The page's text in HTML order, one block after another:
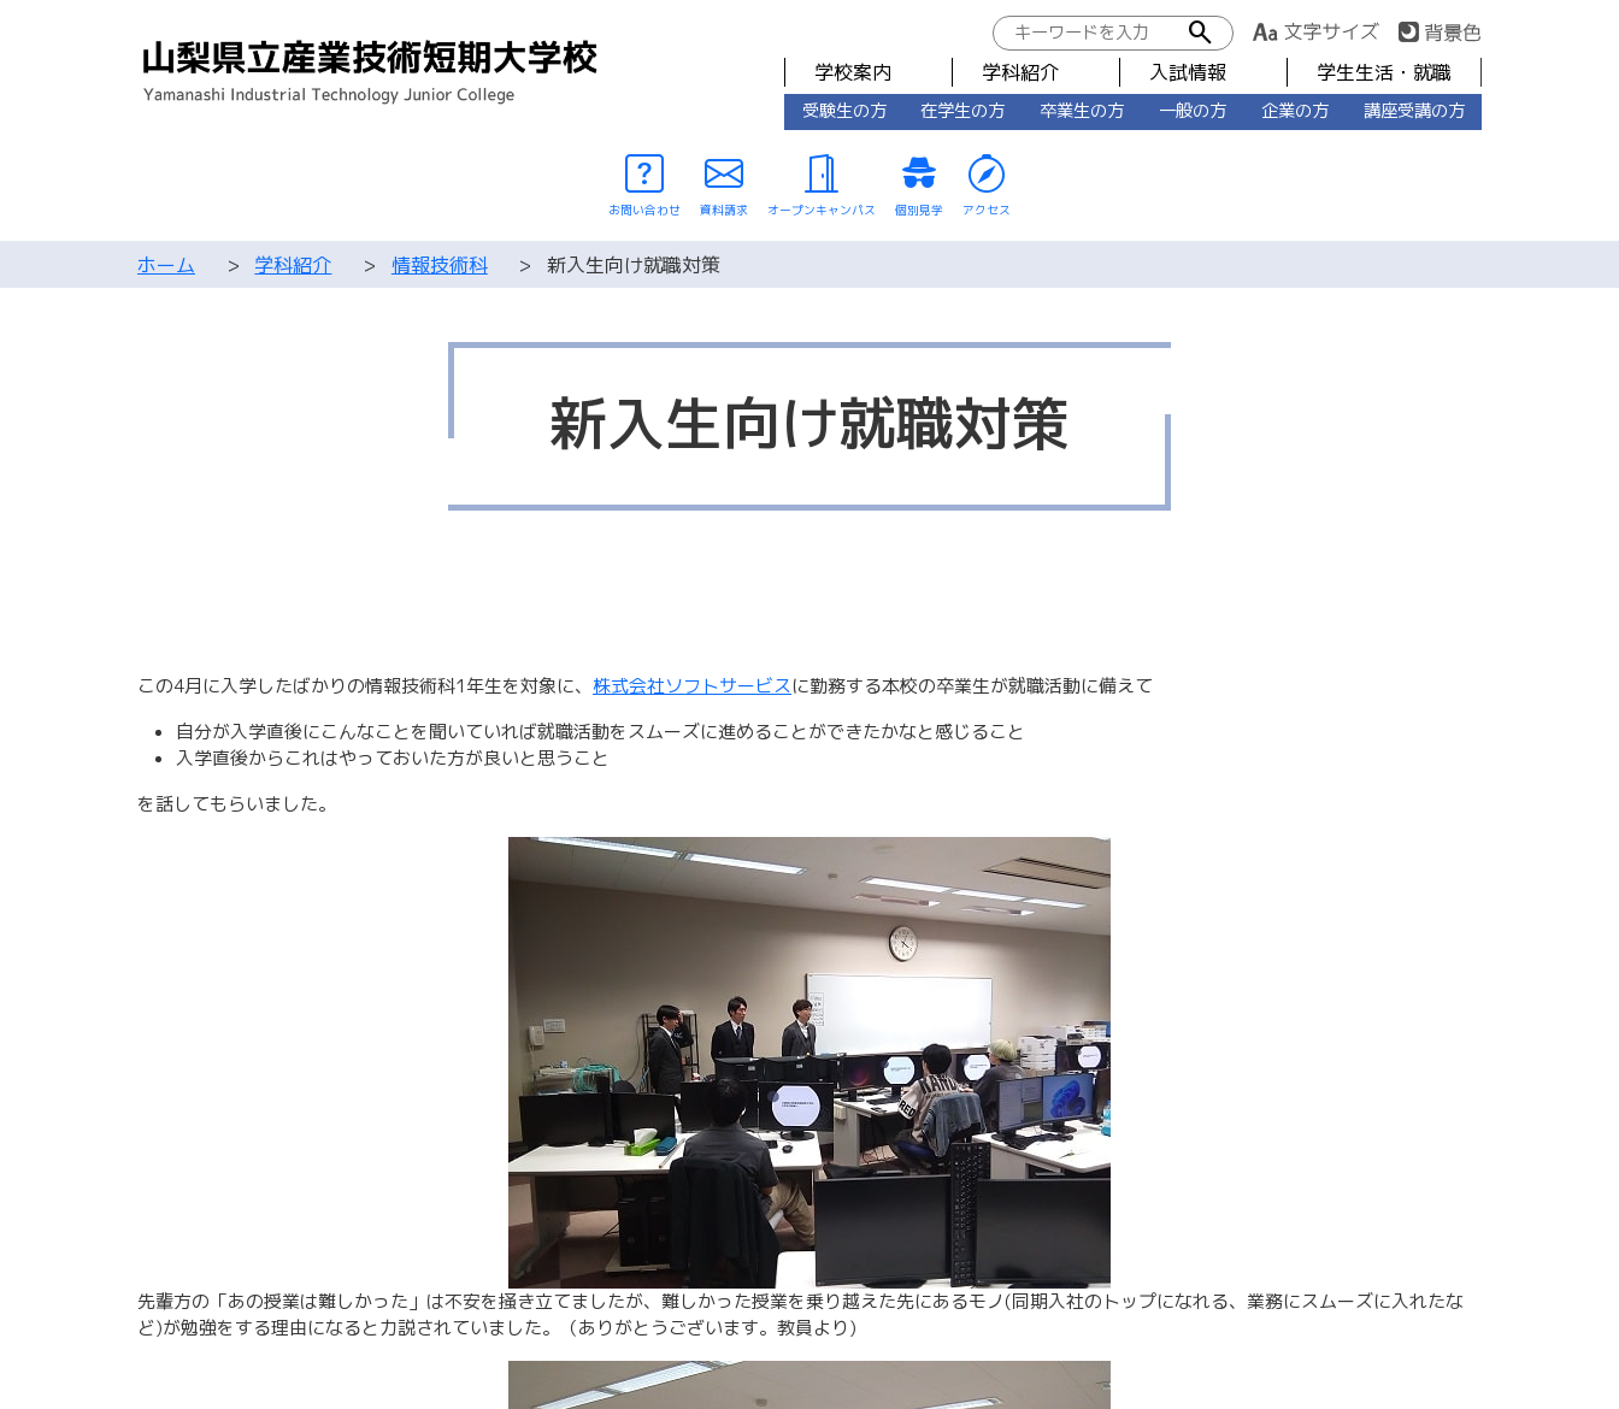
search
学校案内 学科紹介 入試情報 学生生活・就職
受験生の方 在学生の方 卒業生の方 一般の方 企業の方 講座受講の方
お問い合わせ 資料請求 オープンキャンパス 個別見学 アクセス
ホーム > 学科紹介 > 情報技術科 > 新入生向け就職対策
新入生向け就職対策
この4月に入学したばかりの情報技術科1年生を対象に、 株式会社ソフトサービスに勤務する本校の卒業生が就職活動に備えて
自分が入学直後にこんなことを聞いていれば就職活動をスムーズに進めることができたかなと感じること
入学直後からこれはやっておいた方が良いと思うこと
を話してもらいました。
先輩方の「あの授業は難しかった」は不安を掻き立てましたが、難しかった授業を乗り越えた先にあるモノ(同期入社のトップになれる、業務にスムーズに入れたな
ど)が勉強をする理由になると力説されていました。（ありがとうございます。教員より)